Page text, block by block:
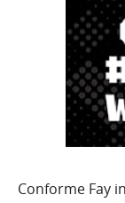
Conforme Fay